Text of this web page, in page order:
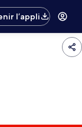
l’appli